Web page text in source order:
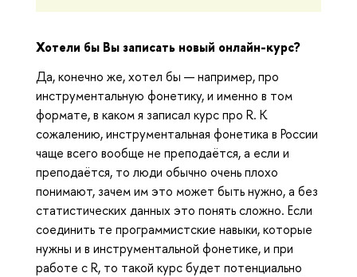
Хотели бы Вы записать новый онлайн-курс?
Да, конечно же, хотел бы — например, про
инструментальную фонетику, и именно в том
формате, в каком я записал курс про R. К
сожалению, инструментальная фонетика в России
чаще всего вообще не преподаётся, а если и
преподаётся, то люди обычно очень плохо
понимают, зачем им это может быть нужно, а без
статистических данных это понять сложно. Если
соединить те программистские навыки, которые
нужны и в инструментальной фонетике, и при
работе с R, то такой курс будет потенциально